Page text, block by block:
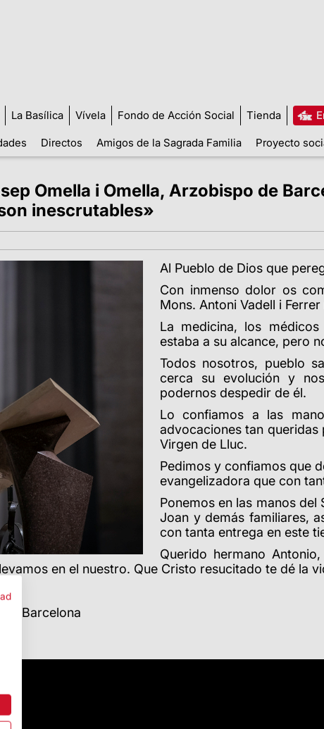
La Basílica Vívela Fondo de Acción Social Tienda
Directos Amigos de la Sagrada Familia Proyecto
Omella i Omella, Arzobispo de
inescrutables»
Al Pueblo de Dios que
Con inmenso dolor os
Mons. Antoni Vadell i
La medicina, los
estaba a su alcance, pero
Todos nosotros, pueblo
cerca su evolución y
podernos despedir de él.
Lo confiamos a las
advocaciones tan
Virgen de Lluc.
Pedimos y confiamos que
evangelizadora que con
Ponemos en las manos del
Joan y demás familiares,
con tanta entrega en este
Querido hermano
en el nuestro. Que Cristo resucitado te dé la
de Barcelona